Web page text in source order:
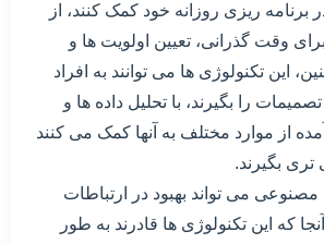
برنامه ریزی روزانه خود کمک کنند، از
وقت گذرانی، تعیین اولویت ها و
این تکنولوژی ها می توانند به افراد
را بگیرند، با تحلیل داده ها و
از موارد مختلف به آنها کمک می کنند
بگیرند.
می تواند بهبود در ارتباطات
که این تکنولوژی ها قادرند به طور